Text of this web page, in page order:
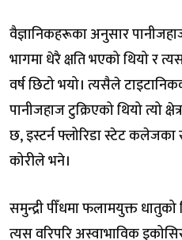
वैज्ञानिकहरूका अनुसार
भागमा धेरै क्षति भएको थियो र
वर्ष छिटो भयो। त्यसैले
पानीजहाज टुक्रिएको थियो त्यो
छ, इस्टर्न फ्लोरिडा स्टेट कलेजका
कोरीले भने।
समुन्द्री पीँधमा फलामयुक्त
त्यस वरिपरि अस्वाभाविक